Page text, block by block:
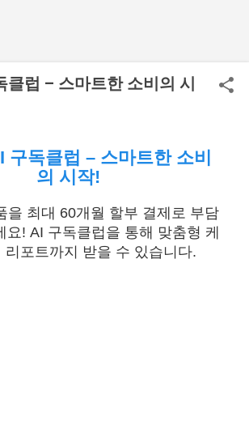
클럽 – 스마트한 소비의 시
구독클럽 – 스마트한 소비
의 시작!
을 최대 60개월 할부 결제로 부담
요! AI 구독클럽을 통해 맞춤형 케
리포트까지 받을 수 있습니다.